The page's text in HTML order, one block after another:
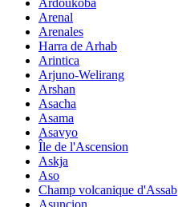
Arenal
Arenales
Harra de Arhab
Arintica
Arjuno-Welirang
Arshan
Asacha
Asama
Asavyo
Île de l'Ascension
Askja
Aso
Champ volcanique d'Assab
Asuncion